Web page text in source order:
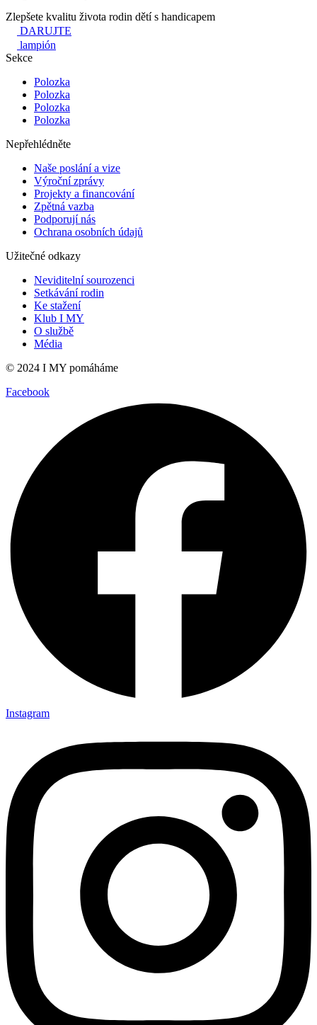
Zlepšete kvalitu života rodin dětí s handicapem
DARUJTE
lampión
Sekce
Polozka
Polozka
Polozka
Polozka
Nepřehlédněte
Naše poslání a vize
Výroční zprávy
Projekty a financování
Zpětná vazba
Podporují nás
Ochrana osobních údajů
Užitečné odkazy
Neviditelní sourozenci
Setkávání rodin
Ke stažení
Klub I MY
O službě
Média
© 2024 I MY pomáháme
Facebook
Instagram